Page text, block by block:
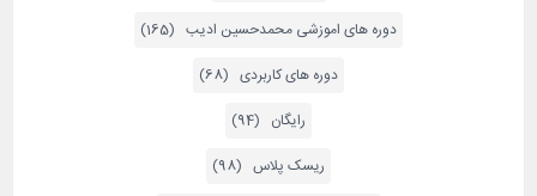
دوره های اموزشی محمدحسین ادیب (165)
دوره های کاربردی (68)
رایگان (94)
ریسک پلاس (98)